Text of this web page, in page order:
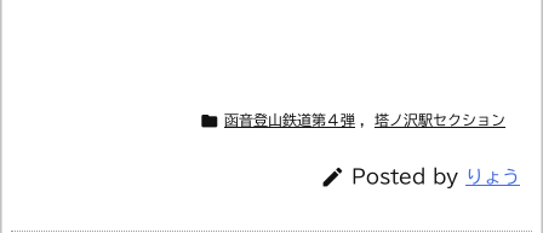
 函音登山鉄道第４弾 塔ノ沢駅セクション
 Posted by りょう